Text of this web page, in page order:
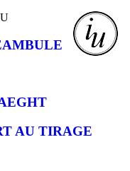
AU TIRAGE